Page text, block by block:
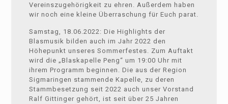
Vereinszugehörigkeit zu ehren. Außerdem haben
wir noch eine kleine Überraschung für Euch parat.
Samstag, 18.06.2022: Die Highlights der
Blasmusik bilden auch im Jahr 2022 den
Höhepunkt unseres Sommerfestes. Zum Auftakt
wird die „Blaskapelle Peng“ um 19:00 Uhr mit
ihrem Programm beginnen. Die aus der Region
Sigmaringen stammende Kapelle, zu deren
Stammbesetzung seit 2022 auch unser Vorstand
Ralf Gittinger gehört, ist seit über 25 Jahren